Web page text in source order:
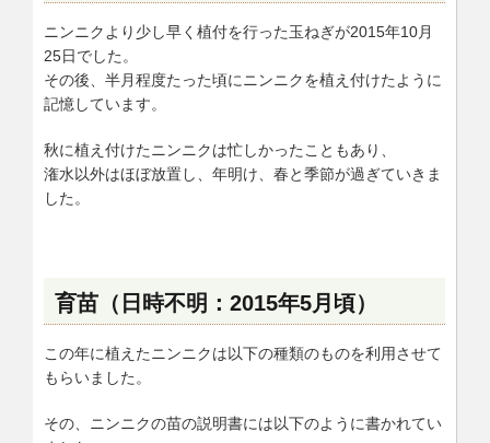
ニンニクより少し早く植付を行った玉ねぎが2015年10月
25日でした。
その後、半月程度たった頃にニンニクを植え付けたように
記憶しています。
秋に植え付けたニンニクは忙しかったこともあり、
潅水以外はほぼ放置し、年明け、春と季節が過ぎていきま
した。
育苗（日時不明：2015年5月頃）
この年に植えたニンニクは以下の種類のものを利用させて
もらいました。
その、ニンニクの苗の説明書には以下のように書かれてい